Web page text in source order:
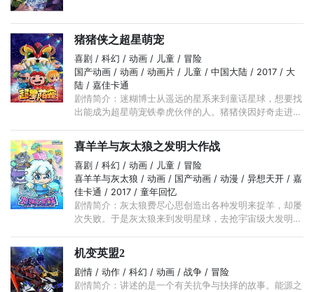
猪猪侠之超星萌宠
喜剧 / 科幻 / 动画 / 儿童 / 冒险
国产动画 / 动画 / 动画片 / 儿童 / 中国大陆 / 2017 / 大
陆 / 嘉佳卡通
剧情简介：迷糊博士从遥远的星系来到童话星球，想要找
出能成为超星萌宠铁拳虎伙伴的人。猪猪侠因好奇走进迷
身就是猪猪侠的爷爷创造出来的神奇智能生命。 ...
喜羊羊与灰太狼之发明大作战
喜剧 / 科幻 / 动画 / 儿童 / 冒险
喜羊羊与灰太狼 / 动画 / 国产动画 / 动漫 / 异想天开 / 嘉
佳卡通 / 2017 / 童年回忆
剧情简介：灰太狼费尽心思创造出各种发明来捉羊，却屡
次失败。于是灰太狼来到发明星球，去抢宇宙级大发明家
后，准备造出另一个聚宝号对付灰太狼。 ...
机变英盟2
剧情 / 动作 / 科幻 / 动画 / 战争 / 冒险
剧情简介：讲述的是一个有关抗争与抉择的故事。能源之